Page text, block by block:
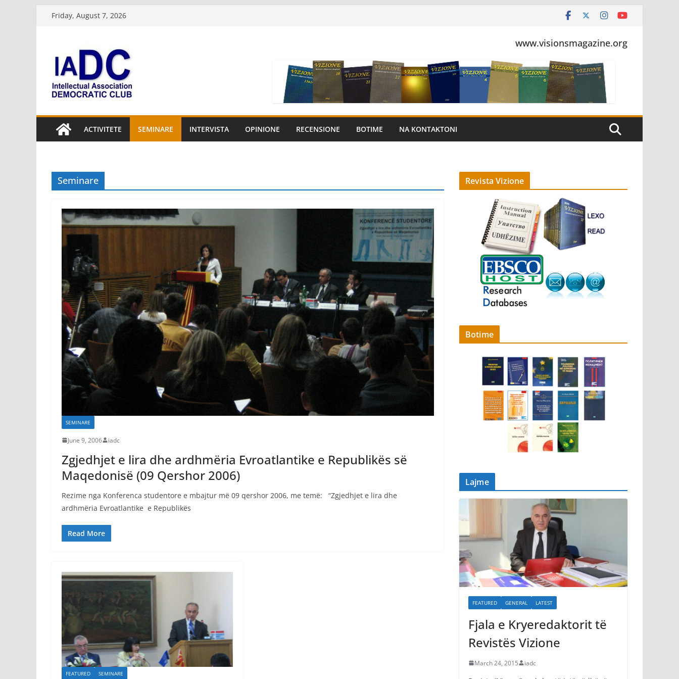
Friday, August 7, 2026
www.visionsmagazine.org
ACTIVITETE SEMINARE INTERVISTA OPINIONE RECENSIONE BOTIME NA KONTAKTONI
Seminare
SEMINARE
June 9, 2006 iadc
Zgjedhjet e lira dhe ardhmëria Evroatlantike e Republikës së
Maqedonisë (09 Qershor 2006)
Rezime nga Konferenca studentore e mbajtur më 09 qershor 2006, me temë: “Zgjedhjet e lira dhe
ardhmëria Evroatlantike e Republikës
Read More
FEATURED SEMINARE
Revista Vizione
Botime
Lajme
FEATURED GENERAL LATEST
Fjala e Kryeredaktorit të
Revistës Vizione
March 24, 2015 iadc